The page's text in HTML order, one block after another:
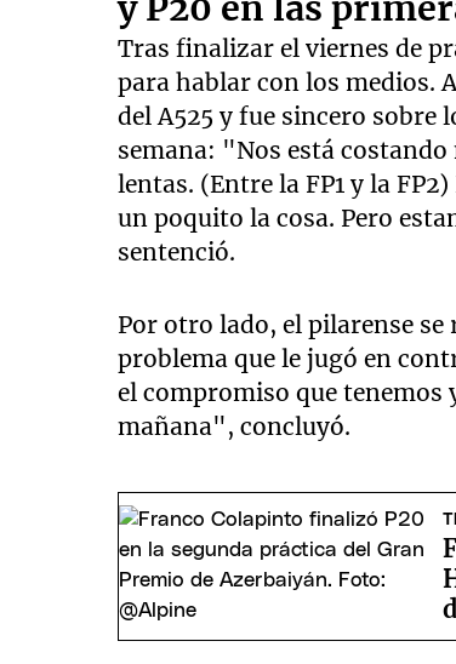
y P20 en las
Tras finalizar el viernes de
para hablar con los medios.
del A525 y fue sincero sobre
semana: "Nos está
lentas. (Entre la FP1 y la
un poquito la cosa. Pero
sentenció.
Por otro lado, el pilarense
problema que le jugó en
el compromiso que tenemos
mañana", concluyó.